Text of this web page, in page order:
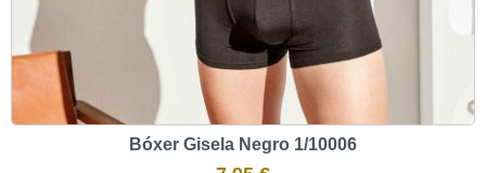
Bóxer Gisela Negro 1/10006